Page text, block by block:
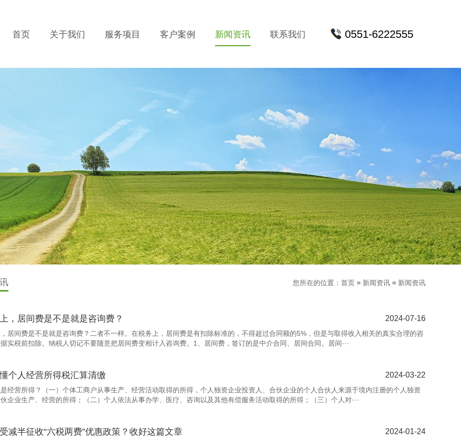
首页 关于我们 服务项目 客户案例 新闻资讯 联系我们 0551-6222555
您所在的位置： 首页 ≡ 新闻资讯 ≡ 新闻资讯
，居间费是不是就是咨询费？ 2024-07-16
居间费是不是就是咨询费？二者不一样。在税务上，居间费是有扣除标准的，不得超过合同额的5%，但是与取得收入相关的真实合理的咨
实税前扣除。纳税人切记不要随意把居间费变相计入咨询费。1、居间费，签订的是中介合同、居间合同。居间···
个人经营所得税汇算清缴 2024-03-22
经营所得？（一）个体工商户从事生产、经营活动取得的所得，个人独资企业投资人、合伙企业的个人合伙人来源于境内注册的个人独资
企业生产、经营的所得；（二）个人依法从事办学、医疗、咨询以及其他有偿服务活动取得的所得；（三）个人对···
减半征收“六税两费”优惠政策？收好这篇文章 2024-01-24